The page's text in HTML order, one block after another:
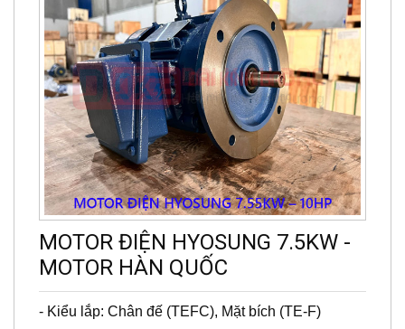
MOTOR ĐIỆN HYOSUNG 7.5KW -
MOTOR HÀN QUỐC
-Kiểu lắp: Chân đế (TEFC), Mặt bích (TE-F)
- Công suất:7.5KW – 10HP